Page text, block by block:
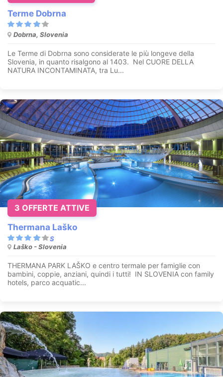
Terme Dobrna
Dobrna, Slovenia
Le Terme di Dobrna sono considerate le più longeve della
Slovenia, in quanto risalgono al 1403. Nel CUORE DELLA
NATURA INCONTAMINATA, tra Lu...
Thermana Laško
Laško - Slovenia
THERMANA PARK LAŠKO e centro termale per famiglie con
bambini, coppie, anziani, quindi i tutti! IN SLOVENIA con family
hotels, parco acquatic...
3 OFFERTE ATTIVE